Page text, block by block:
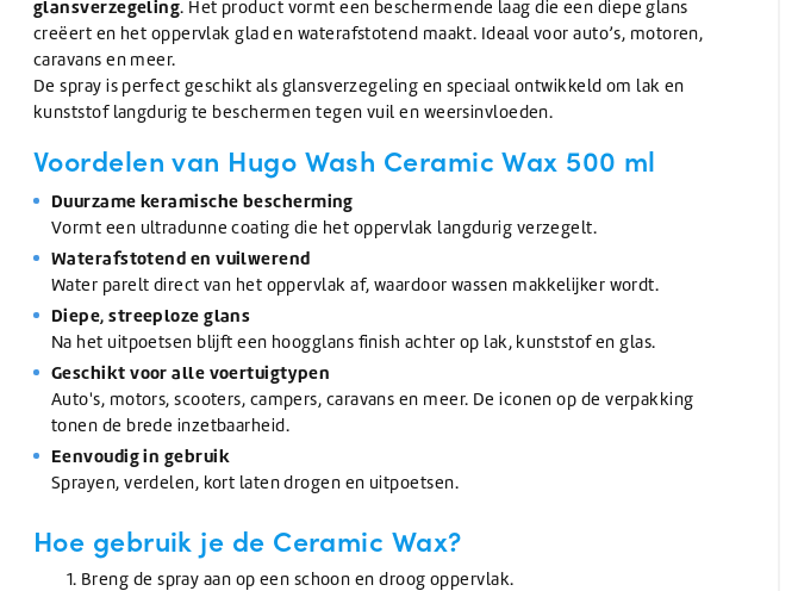
glansverzegeling. Het product vormt een beschermende laag die een diepe glans
creëert en het oppervlak glad en waterafstotend maakt. Ideaal voor auto’s, motoren,
caravans en meer.
De spray is perfect geschikt als glansverzegeling en speciaal ontwikkeld om lak en
kunststof langdurig te beschermen tegen vuil en weersinvloeden.
Voordelen van Hugo Wash Ceramic Wax 500 ml
Duurzame keramische bescherming
Vormt een ultradunne coating die het oppervlak langdurig verzegelt.
Waterafstotend en vuilwerend
Water parelt direct van het oppervlak af, waardoor wassen makkelijker wordt.
Diepe, streeploze glans
Na het uitpoetsen blijft een hoogglans finish achter op lak, kunststof en glas.
Geschikt voor alle voertuigtypen
Auto's, motors, scooters, campers, caravans en meer. De iconen op de verpakking
tonen de brede inzetbaarheid.
Eenvoudig in gebruik
Sprayen, verdelen, kort laten drogen en uitpoetsen.
Hoe gebruik je de Ceramic Wax?
Breng de spray aan op een schoon en droog oppervlak.